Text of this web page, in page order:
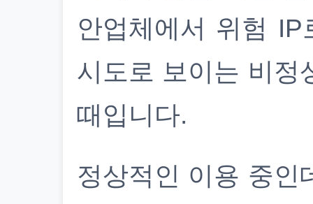
안업체에서 위험
시도로 보이는 비정
때입니다.
정상적인 이용 중인